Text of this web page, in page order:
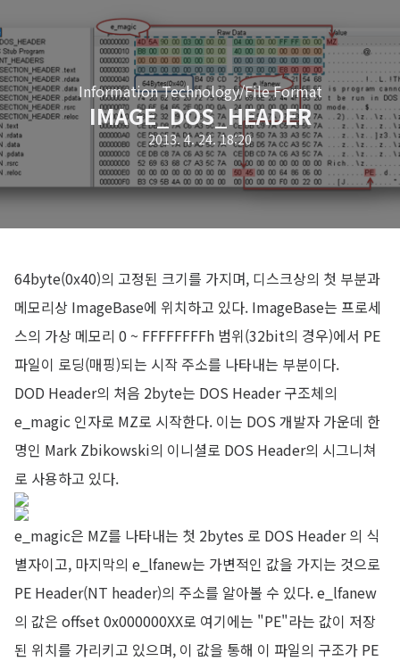
Information Technology/File Format
IMAGE_DOS_HEADER
2013. 4. 24. 18:20
64byte(0x40)의 고정된 크기를 가지며, 디스크상의 첫 부분과
메모리상 ImageBase에 위치하고 있다. ImageBase는 프로세
스의 가상 메모리 0 ~ FFFFFFFFh 범위(32bit의 경우)에서 PE
파일이 로딩(매핑)되는 시작 주소를 나타내는 부분이다.
DOD Header의 처음 2byte는 DOS Header 구조체의
e_magic 인자로 MZ로 시작한다. 이는 DOS 개발자 가운데 한
명인 Mark Zbikowski의 이니셜로 DOS Header의 시그니쳐
로 사용하고 있다.
e_magic은 MZ를 나타내는 첫 2bytes 로 DOS Header 의 식
별자이고, 마지막의 e_lfanew는 가변적인 값을 가지는 것으로
PE Header(NT header)의 주소를 알아볼 수 있다. e_lfanew
의 값은 offset 0x000000XX로 여기에는 "PE"라는 값이 저장
된 위치를 가리키고 있으며, 이 값을 통해 이 파일의 구조가 PE